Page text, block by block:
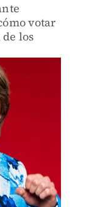
votar
los